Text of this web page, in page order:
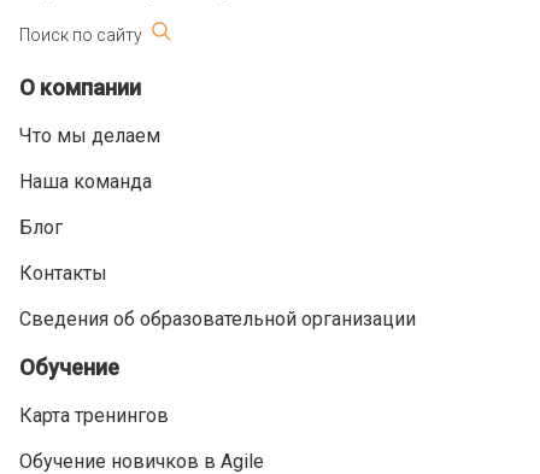
Поиск по сайту
О компании
Что мы делаем
Наша команда
Блог
Контакты
Сведения об образовательной организации
Обучение
Карта тренингов
Обучение новичков в Agile